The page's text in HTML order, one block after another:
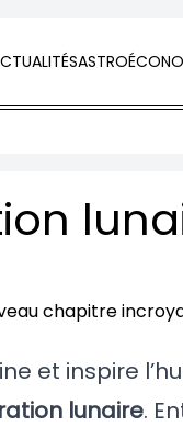
ASTRO
et inspire
lunaire.